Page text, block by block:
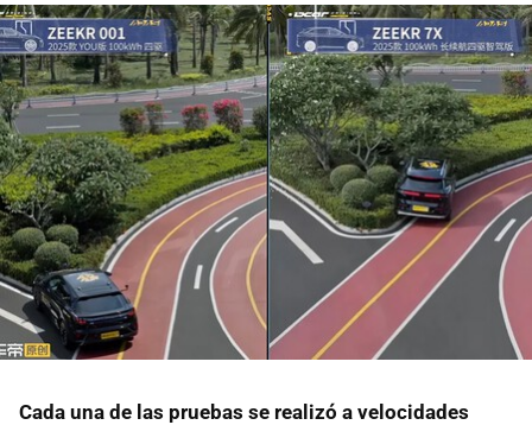
Cada una de las pruebas se realizó a velocidades